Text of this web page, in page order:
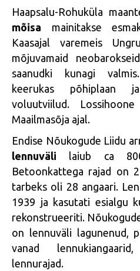
Haapsalu-Rohuküla
mõisa mainitakse
Kaasajal varemeis
mõjuvamaid
saanudki kunagi
keerukas põhiplaan
voluutviilud.
Maailmasõja ajal.
Endise Nõukogude Liidu
lennuväli laiub ca
Betoonkattega rajad on
tarbeks oli 28 angaari.
1939 ja kasutati esialgu
rekonstrueeriti.
on lennuväli lagunenud,
vanad
lennurajad.